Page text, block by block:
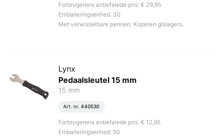
Forbrugerens anbefalede pris: € 29,95
Emballeringsenhed: 30
Met verwisselbare pennen. Koperen glijlagers.
Lynx
Pedaalsleutel 15 mm
15 mm
Art. nr. 440530
Forbrugerens anbefalede pris: € 12,95
Emballeringsenhed: 50